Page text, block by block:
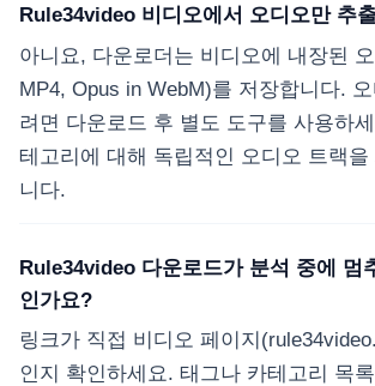
Rule34video 비디오에서 오디오만 추
아니요, 다운로더는 비디오에 내장된
MP4, Opus in WebM)를 저장합니다.
려면 다운로드 후 별도 도구를 사용하
테고리에 대해 독립적인 오디오 트랙을
니다.
Rule34video 다운로드가 분석 중에 멈
인가요?
링크가 직접 비디오 페이지
인지 확인하세요. 태그나 카테고리 목